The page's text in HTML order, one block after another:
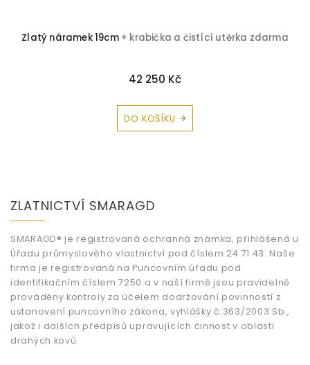
Zlatý náramek 19cm + krabička a čistící utěrka zdarma
42 250 Kč
DO KOŠÍKU
ZLATNICTVÍ SMARAGD
SMARAGD® je registrovaná ochranná známka, přihlášená u
Úřadu průmyslového vlastnictví pod číslem 24 71 43. Naše
firma je registrovaná na Puncovním úřadu pod
identifikačním číslem 7250 a v naší firmě jsou pravidelně
prováděny kontroly za účelem dodržování povinností z
ustanovení puncovního zákona, vyhlášky č.363/2003 Sb.,
jakož i dalších předpisů upravujících činnost v oblasti
drahých kovů.